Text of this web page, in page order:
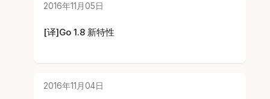
2016年11月05日
[译]Go 1.8 新特性
2016年11月04日